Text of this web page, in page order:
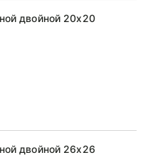
двойной 20x20
двойной 26x26